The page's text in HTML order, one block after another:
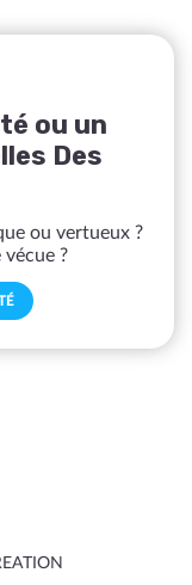
ou un
Des
ou vertueux ?
?